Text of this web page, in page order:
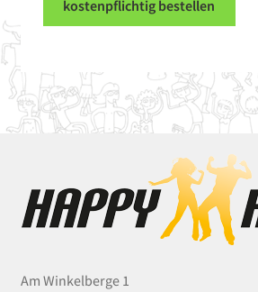
Am Winkelberge 1